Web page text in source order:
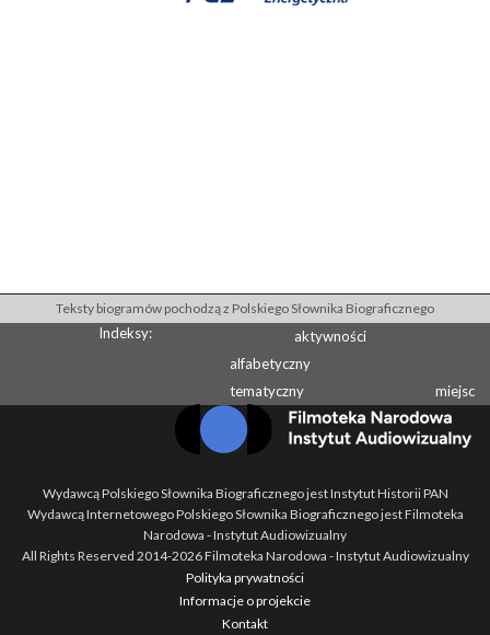
Teksty biogramów pochodzą z Polskiego Słownika Biograficznego
Indeksy:
aktywności
alfabetyczny
tematyczny
miejsc
Wydawcą Polskiego Słownika Biograficznego jest Instytut Historii PAN
Wydawcą Internetowego Polskiego Słownika Biograficznego jest Filmoteka
Narodowa - Instytut Audiowizualny
All Rights Reserved 2014-2026Filmoteka Narodowa - Instytut Audiowizualny
Polityka prywatności
Informacje o projekcie
Kontakt